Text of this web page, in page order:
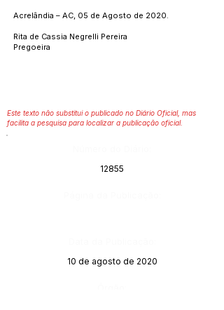
Acrelândia – AC, 05 de Agosto de 2020.
Rita de Cassia Negrelli Pereira
Pregoeira
Este texto não substitui o publicado no Diário Oficial, mas
facilita a pesquisa para localizar a publicação oficial.
12855
10 de agosto de 2020